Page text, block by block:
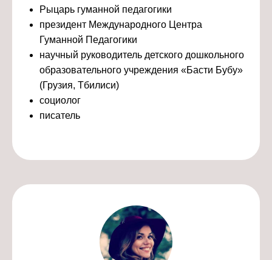
Рыцарь гуманной педагогики
президент Международного Центра
Гуманной Педагогики
научный руководитель детского дошкольного
образовательного учреждения «Басти Бубу»
(Грузия, Тбилиси)
социолог
писатель